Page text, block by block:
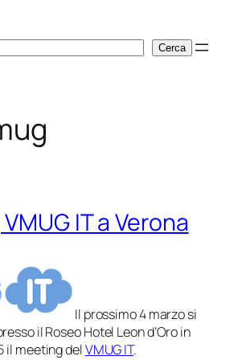
Cerca
IT a Verona
Il prossimo 4 marzo si
il Roseo Hotel Leon d’Oro in
il meeting delVMUG IT.